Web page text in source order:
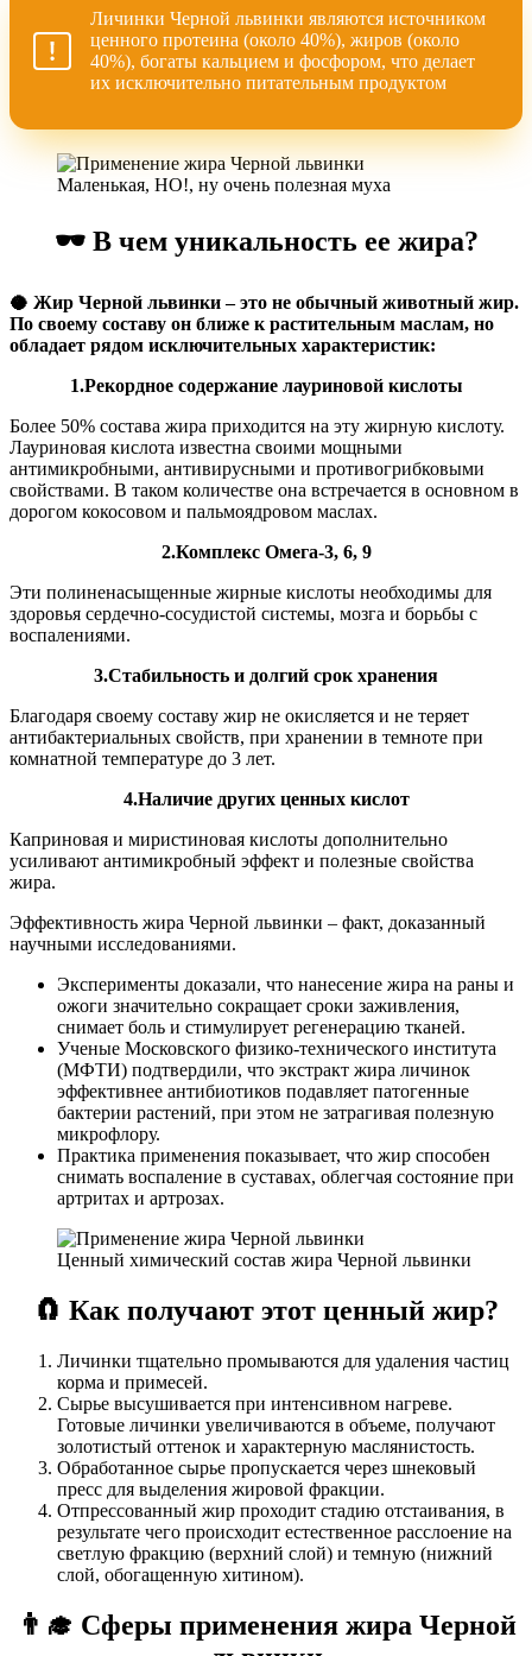
Личинки Черной львинки являются источником
ценного протеина (около 40%), жиров (около
40%), богаты кальцием и фосфором, что делает
их исключительно питательным продуктом
Маленькая, НО!, ну очень полезная муха
🕶️В чем уникальность ее жира?
🥥 Жир Черной львинки – это не обычный животный жир.
По своему составу он ближе к растительным маслам, но
обладает рядом исключительных характеристик:
1.Рекордное содержание лауриновой кислоты
Более 50% состава жира приходится на эту жирную кислоту.
Лауриновая кислота известна своими мощными
антимикробными, антивирусными и противогрибковыми
свойствами. В таком количестве она встречается в основном в
дорогом кокосовом и пальмоядровом маслах.
2.Комплекс Омега-3, 6, 9
Эти полиненасыщенные жирные кислоты необходимы для
здоровья сердечно-сосудистой системы, мозга и борьбы с
воспалениями.
3.Стабильность и долгий срок хранения
Благодаря своему составу жир не окисляется и не теряет
антибактериальных свойств, при хранении в темноте при
комнатной температуре до 3 лет.
4.Наличие других ценных кислот
Каприновая и миристиновая кислоты дополнительно
усиливают антимикробный эффект и полезные свойства
жира.
Эффективность жира Черной львинки – факт, доказанный
научными исследованиями.
Эксперименты доказали, что нанесение жира на раны и
ожоги значительно сокращает сроки заживления,
снимает боль и стимулирует регенерацию тканей.
Ученые Московского физико-технического института
(МФТИ) подтвердили, что экстракт жира личинок
эффективнее антибиотиков подавляет патогенные
бактерии растений, при этом не затрагивая полезную
микрофлору.
Практика применения показывает, что жир способен
снимать воспаление в суставах, облегчая состояние при
артритах и артрозах.
Ценный химический состав жира Черной львинки
🧲 Как получают этот ценный жир?
Личинки тщательно промываются для удаления частиц
корма и примесей.
Сырье высушивается при интенсивном нагреве.
Готовые личинки увеличиваются в объеме, получают
золотистый оттенок и характерную маслянистость.
Обработанное сырье пропускается через шнековый
пресс для выделения жировой фракции.
Отпрессованный жир проходит стадию отстаивания, в
результате чего происходит естественное расслоение на
светлую фракцию (верхний слой) и темную (нижний
слой, обогащенную хитином).
👨‍🎓 Сферы применения жира Черной